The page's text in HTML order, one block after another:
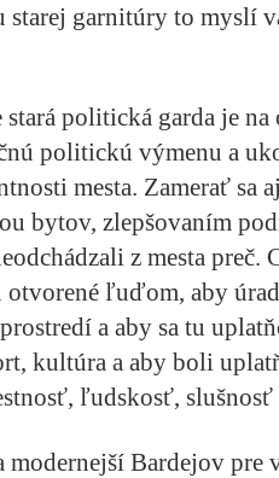
starej garnitúry to myslí
politická garda je na
politickú výmenu a
mesta. Zamerať sa
bytov, zlepšovaním
z mesta preč.
otvorené ľuďom, aby
a aby sa tu
kultúra a aby boli
ľudskosť,
Bardejov pre